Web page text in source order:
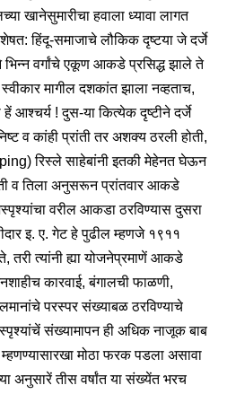
खानेसुमारीचा हवाला ध्यावा लागत
हिंदू-समाजाचे लौकिक दृष्टया जे दर्जे
भिन्न वर्गांचे एकूण आकडे प्रसिद्ध झाले ते
स्वीकार मागील दशकांत झाला नव्हताच,
आश्चर्य ! दुस-या कित्येक दृष्टीने दर्जे
व कांही प्रांती तर अशक्य ठरली होती,
रिस्ले साहेबांनी इतकी मेहेनत घेऊन
व तिला अनुसरून प्रांतवार आकडे
वरील आकडा ठरविण्यास दुसरा
इ. ए. गेट हे पुढील म्हणजे १९११
तरी त्यांनी ह्या योजनेप्रमाणें आकडे
कारवाई, बंगालची फाळणी,
परस्पर संख्याबळ ठरविण्याचे
संख्यामापन ही अधिक नाजूक बाब
मोठा फरक पडला असावा
अनुसारें तीस वर्षांत या संख्येंत भरच